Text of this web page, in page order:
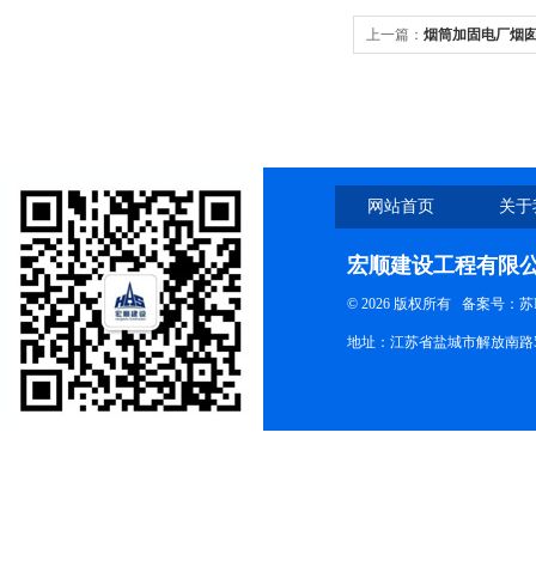
上一篇： 烟筒加固电厂烟
网站首页 关
宏顺建设工程有限
© 2026 版权所有 备案号：苏
地址：江苏省盐城市解放南